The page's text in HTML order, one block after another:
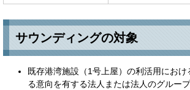
サウンディングの対象
既存港湾施設（1号上屋）の利活用にお
る意向を有する法人または法人のグルー